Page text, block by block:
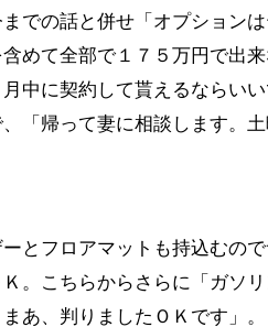
での話と併せ「オプション
めて全部で１７５万円で出
中に契約して貰えるならい
「帰って妻に相談します。
とフロアマットも持込むの
。こちらからさらに「ガソ
あ、判りましたＯＫです」